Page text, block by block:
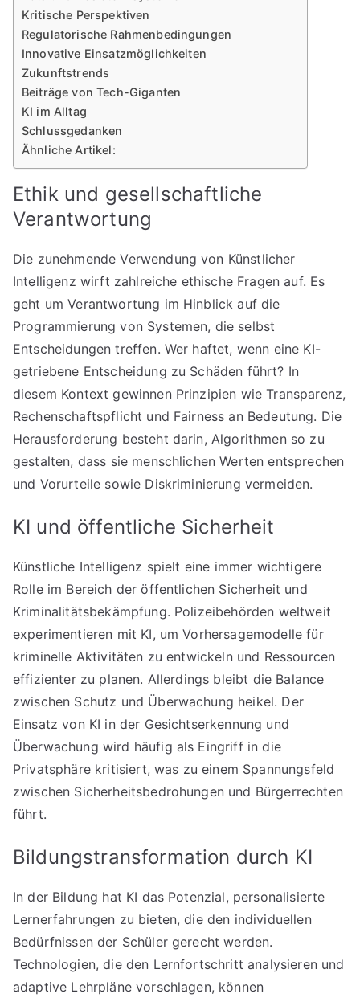
Kritische Perspektiven
Regulatorische Rahmenbedingungen
Innovative Einsatzmöglichkeiten
Zukunftstrends
Beiträge von Tech-Giganten
KI im Alltag
Schlussgedanken
Ähnliche Artikel:
Ethik und gesellschaftliche
Verantwortung
Die zunehmende Verwendung von Künstlicher
Intelligenz wirft zahlreiche ethische Fragen auf. Es
geht um Verantwortung im Hinblick auf die
Programmierung von Systemen, die selbst
Entscheidungen treffen. Wer haftet, wenn eine KI-
getriebene Entscheidung zu Schäden führt? In
diesem Kontext gewinnen Prinzipien wie Transparenz,
Rechenschaftspflicht und Fairness an Bedeutung. Die
Herausforderung besteht darin, Algorithmen so zu
gestalten, dass sie menschlichen Werten entsprechen
und Vorurteile sowie Diskriminierung vermeiden.
KI und öffentliche Sicherheit
Künstliche Intelligenz spielt eine immer wichtigere
Rolle im Bereich der öffentlichen Sicherheit und
Kriminalitätsbekämpfung. Polizeibehörden weltweit
experimentieren mit KI, um Vorhersagemodelle für
kriminelle Aktivitäten zu entwickeln und Ressourcen
effizienter zu planen. Allerdings bleibt die Balance
zwischen Schutz und Überwachung heikel. Der
Einsatz von KI in der Gesichtserkennung und
Überwachung wird häufig als Eingriff in die
Privatsphäre kritisiert, was zu einem Spannungsfeld
zwischen Sicherheitsbedrohungen und Bürgerrechten
führt.
Bildungstransformation durch KI
In der Bildung hat KI das Potenzial, personalisierte
Lernerfahrungen zu bieten, die den individuellen
Bedürfnissen der Schüler gerecht werden.
Technologien, die den Lernfortschritt analysieren und
adaptive Lehrpläne vorschlagen, können